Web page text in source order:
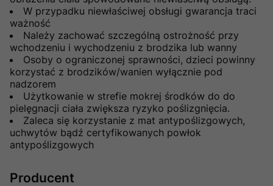
W przypadku niewłaściwej obsługi gwarancja traci
ważność
Należy zachować szczególną ostrożność przy
wchodzeniu i wychodzeniu z brodzika lub wanny
Osoby o ograniczonej sprawności, dzieci powinny
korzystać z brodzików/wanien wyłącznie pod
nadzorem
Użytkowanie w strefie mokrej środków do do
pielęgnacji ciała zwiększa ryzyko poślizgnięcia.
Zaleca się korzystanie z mat antypoślizgowych,
uchwytów bądź certyfikowanych powłok
antypoślizgowych
Producent